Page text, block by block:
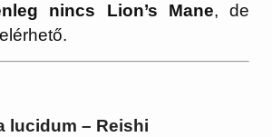
nincs Lion’s Mane, de
lucidum – Reishi